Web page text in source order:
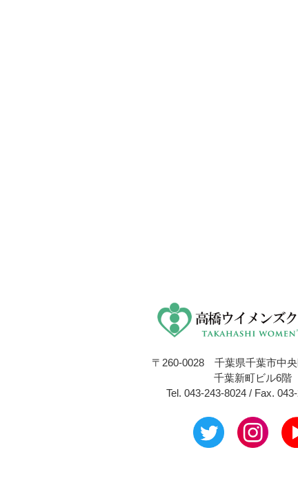
〒260-0028 千葉県千葉市中
千葉新町ビル6階
Tel. 043-243-8024 / Fax.